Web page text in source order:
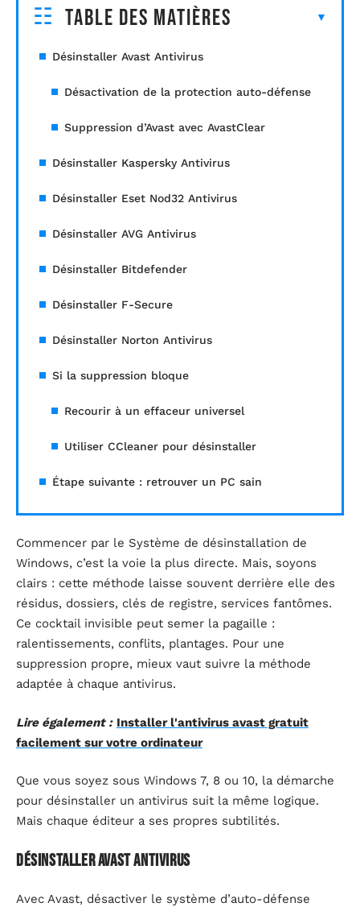
Table des matières
Désinstaller Avast Antivirus
Désactivation de la protection auto-défense
Suppression d’Avast avec AvastClear
Désinstaller Kaspersky Antivirus
Désinstaller Eset Nod32 Antivirus
Désinstaller AVG Antivirus
Désinstaller Bitdefender
Désinstaller F-Secure
Désinstaller Norton Antivirus
Si la suppression bloque
Recourir à un effaceur universel
Utiliser CCleaner pour désinstaller
Étape suivante : retrouver un PC sain
Commencer par le Système de désinstallation de
Windows, c’est la voie la plus directe. Mais, soyons
clairs : cette méthode laisse souvent derrière elle des
résidus, dossiers, clés de registre, services fantômes.
Ce cocktail invisible peut semer la pagaille :
ralentissements, conflits, plantages. Pour une
suppression propre, mieux vaut suivre la méthode
adaptée à chaque antivirus.
Lire également : Installer l'antivirus avast gratuit
facilement sur votre ordinateur
Que vous soyez sous Windows 7, 8 ou 10, la démarche
pour désinstaller un antivirus suit la même logique.
Mais chaque éditeur a ses propres subtilités.
Désinstaller Avast Antivirus
Avec Avast, désactiver le système d’auto-défense